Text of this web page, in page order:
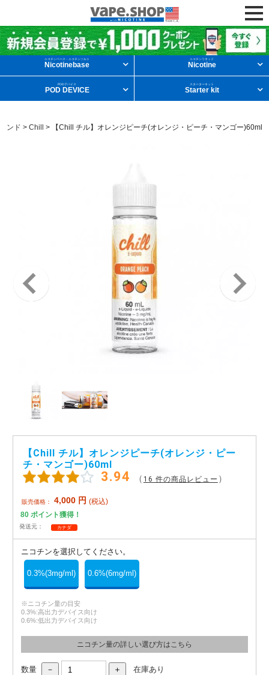
ニコチンリキッドを条件から探す
メンソール フルーツ デザート
ニコチンソルト
日本製（フレーバー）
ニコチンベース・ニコチンソルト
Nicotinebase
ニコチンリキッド
Nicotine
PODデバイス
POD DEVICE
スターターキット
Starter kit
ンド >Chill > 【Chill チル】オレンジピーチ(オレンジ・ピーチ・マンゴー)60ml
【Chill チル】オレンジピーチ(オレンジ・ピー
チ・マンゴー)60ml
3.94 （ 16 件の商品レビュー ）
販売価格： 4,000 円 (税込)
80 ポイント獲得！
発送元： カナダ
ニコチンを選択してください。
0.3%(3mg/ml) 0.6%(6mg/ml)
※ニコチン量の目安
0.3%:高出力デバイス向け
0.6%:低出力デバイス向け
ニコチン量の詳しい選び方はこちら
数量 在庫あり